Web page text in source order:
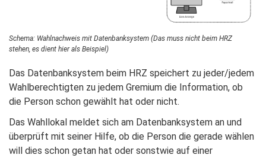
Schema: Wahlnachweis mit Datenbanksystem (Das muss nicht beim HRZ
stehen, es dient hier als Beispiel)
Das Datenbanksystem beim HRZ speichert zu jeder/jedem
Wahlberechtigten zu jedem Gremium die Information, ob
die Person schon gewählt hat oder nicht.
Das Wahllokal meldet sich am Datenbanksystem an und
überprüft mit seiner Hilfe, ob die Person die gerade wählen
will dies schon getan hat oder sonstwie auf einer